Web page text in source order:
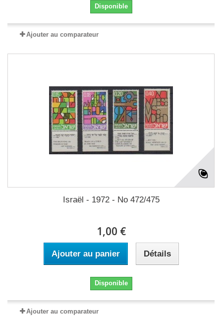
Disponible
Ajouter au comparateur
Israël - 1972 - No 472/475
1,00 €
Ajouter au panier Détails
Disponible
Ajouter au comparateur